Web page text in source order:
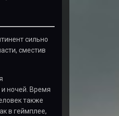
сильно
сместив
и ночей. Время
также
в геймплее,